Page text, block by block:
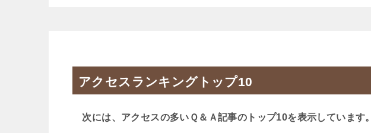
アクセスランキングトップ10
次には、アクセスの多いＱ＆Ａ記事のトップ10を表示しています。